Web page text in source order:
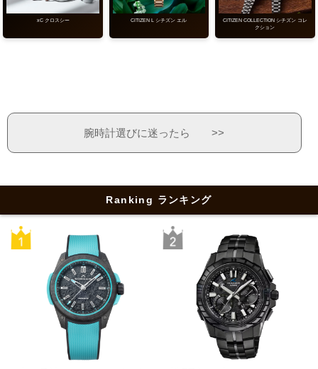
xC クロスシー CITIZEN L シチズン エル
CITIZEN COLLECTION シチズン コレ
クション
腕時計選びに迷ったら >>
Ranking ランキング